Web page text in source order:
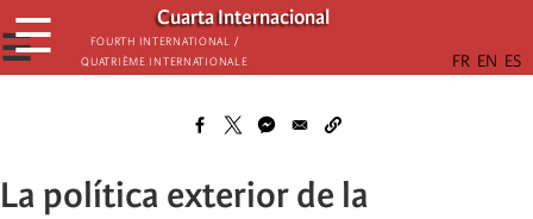
Skip
to
main
Cuarta Internacional
Fourth International /
Quatrième internationale
☰
☰
La política exterior de la